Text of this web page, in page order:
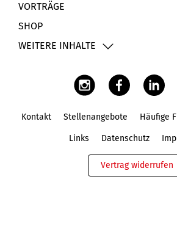
VORTRÄGE
SHOP
WEITERE INHALTE
Kontakt Stellenangebote Häufige
Links Datenschutz
Vertrag widerrufen